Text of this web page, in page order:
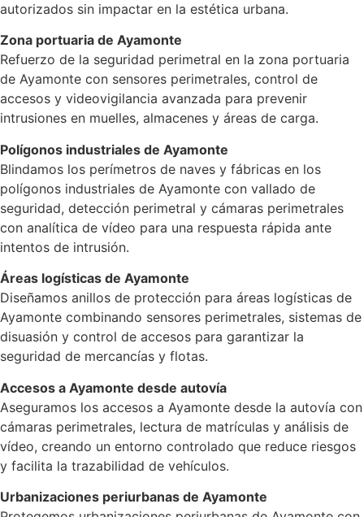
autorizados sin impactar en la estética urbana.
Zona portuaria de Ayamonte
Refuerzo de la seguridad perimetral en la zona portuaria
de Ayamonte con sensores perimetrales, control de
accesos y videovigilancia avanzada para prevenir
intrusiones en muelles, almacenes y áreas de carga.
Polígonos industriales de Ayamonte
Blindamos los perímetros de naves y fábricas en los
polígonos industriales de Ayamonte con vallado de
seguridad, detección perimetral y cámaras perimetrales
con analítica de vídeo para una respuesta rápida ante
intentos de intrusión.
Áreas logísticas de Ayamonte
Diseñamos anillos de protección para áreas logísticas de
Ayamonte combinando sensores perimetrales, sistemas de
disuasión y control de accesos para garantizar la
seguridad de mercancías y flotas.
Accesos a Ayamonte desde autovía
Aseguramos los accesos a Ayamonte desde la autovía con
cámaras perimetrales, lectura de matrículas y análisis de
vídeo, creando un entorno controlado que reduce riesgos
y facilita la trazabilidad de vehículos.
Urbanizaciones periurbanas de Ayamonte